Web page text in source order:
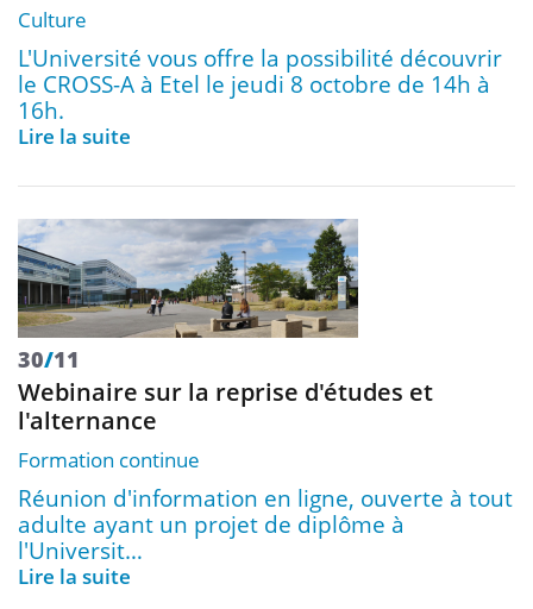
Culture
L'Université vous offre la possibilité découvrir
le CROSS-A à Etel le jeudi 8 octobre de 14h à
16h.
Lire la suite
30/11
Webinaire sur la reprise d'études et
l'alternance
Formation continue
Réunion d'information en ligne, ouverte à tout
adulte ayant un projet de diplôme à
l'Universit…
Lire la suite